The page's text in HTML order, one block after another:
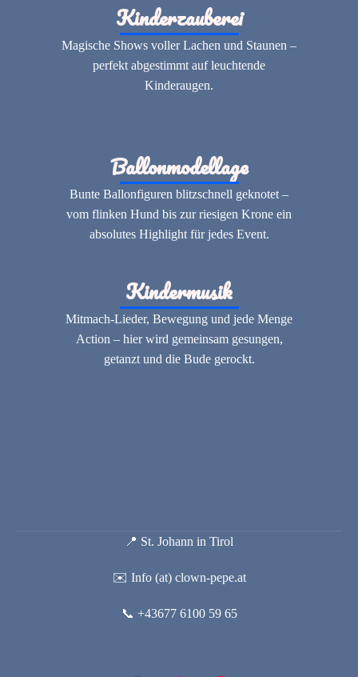
Kinderzauberei
Magische Shows voller Lachen und Staunen –
perfekt abgestimmt auf leuchtende
Kinderaugen.
Ballonmodellage
Bunte Ballonfiguren blitzschnell geknotet –
vom flinken Hund bis zur riesigen Krone ein
absolutes Highlight für jedes Event.
Kindermusik
Mitmach-Lieder, Bewegung und jede Menge
Action – hier wird gemeinsam gesungen,
getanzt und die Bude gerockt.
📍 St. Johann in Tirol
✉️ Info (at) clown-pepe.at
📞 +43677 6100 59 65